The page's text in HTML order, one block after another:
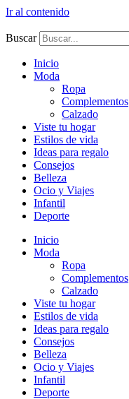
Ir al contenido
Buscar
Inicio
Moda
Ropa
Complementos
Calzado
Viste tu hogar
Estilos de vida
Ideas para regalo
Consejos
Belleza
Ocio y Viajes
Infantil
Deporte
Inicio
Moda
Ropa
Complementos
Calzado
Viste tu hogar
Estilos de vida
Ideas para regalo
Consejos
Belleza
Ocio y Viajes
Infantil
Deporte